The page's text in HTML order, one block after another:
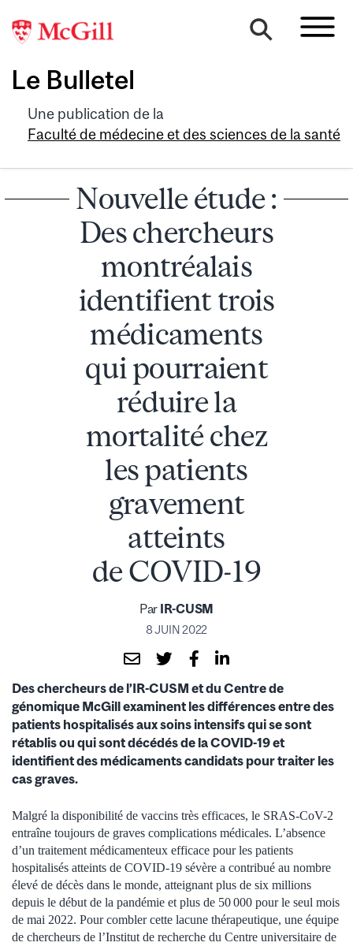
Le Bulletel
Une publication de la
Faculté de médecine et des sciences de la santé
Nouvelle étude :
Des chercheurs
montréalais
identifient trois
médicaments
qui pourraient
réduire la
mortalité chez
les patients
gravement
atteints
de COVID-19
Par IR-CUSM
8 JUIN 2022
Des chercheurs de l’IR-CUSM et du Centre de
génomique McGill examinent les différences entre des
patients hospitalisés aux soins intensifs qui se sont
rétablis ou qui sont décédés de la COVID-19 et
identifient des médicaments candidats pour traiter les
cas graves.
Malgré la disponibilité de vaccins très efficaces, le SRAS-CoV-2
entraîne toujours de graves complications médicales. L’absence
d’un traitement médicamenteux efficace pour les patients
hospitalisés atteints de COVID-19 sévère a contribué au nombre
élevé de décès dans le monde, atteignant plus de six millions
depuis le début de la pandémie et plus de 50 000 pour le seul mois
de mai 2022. Pour combler cette lacune thérapeutique, une équipe
de chercheurs de l’Institut de recherche du Centre universitaire de